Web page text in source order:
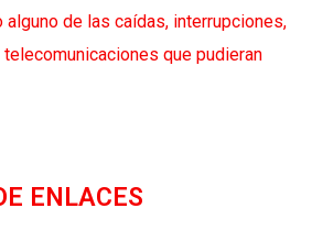
de las caídas, interrupciones,
que pudieran
ENLACES